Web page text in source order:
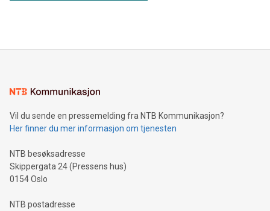
Vil du sende en pressemelding fra NTB Kommunikasjon?
Her finner du mer informasjon om tjenesten
NTB besøksadresse
Skippergata 24 (Pressens hus)
0154 Oslo
NTB postadresse